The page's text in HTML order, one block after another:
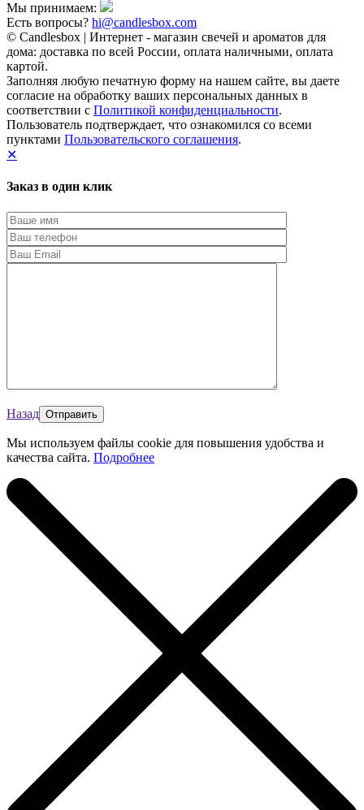
Мы принимаем:
Есть вопросы? hi@candlesbox.com
© Candlesbox | Интернет - магазин свечей и ароматов для
дома: доставка по всей России, оплата наличными, оплата
картой.
Заполняя любую печатную форму на нашем сайте, вы даете
согласие на обработку ваших персональных данных в
соответствии с Политикой конфиденциальности.
Пользователь подтверждает, что ознакомился со всеми
пунктами Пользовательского соглашения.
✕
Заказ в один клик
Назад
Мы используем файлы cookie для повышения удобства и
качества сайта. Подробнее